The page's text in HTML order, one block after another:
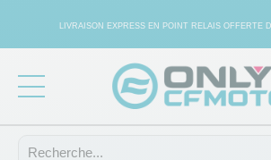
LIVRAISON EXPRESS EN POINT RELAIS OFFERTE